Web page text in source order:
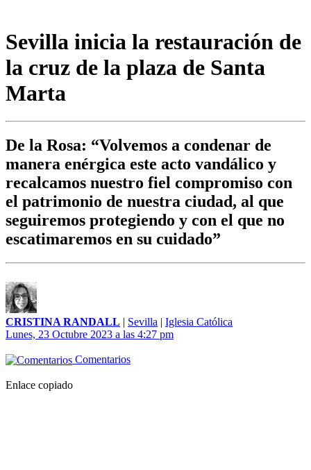
Sevilla inicia la restauración de
la cruz de la plaza de Santa
Marta
De la Rosa: “Volvemos a condenar de
manera enérgica este acto vandálico y
recalcamos nuestro fiel compromiso con
el patrimonio de nuestra ciudad, al que
seguiremos protegiendo y con el que no
escatimaremos en su cuidado”
CRISTINA RANDALL | Sevilla | Iglesia Católica
Lunes, 23 Octubre 2023 a las 4:27 pm
Comentarios
Enlace copiado